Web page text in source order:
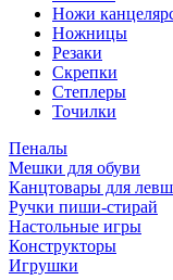
Ножи
Ножницы
Резаки
Скрепки
Степлеры
Точилки
Пеналы
Мешки для обуви
Канцтовары для
Ручки пиши-стирай
Настольные игры
Конструкторы
Игрушки